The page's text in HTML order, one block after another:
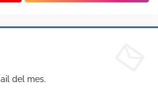
del mes.